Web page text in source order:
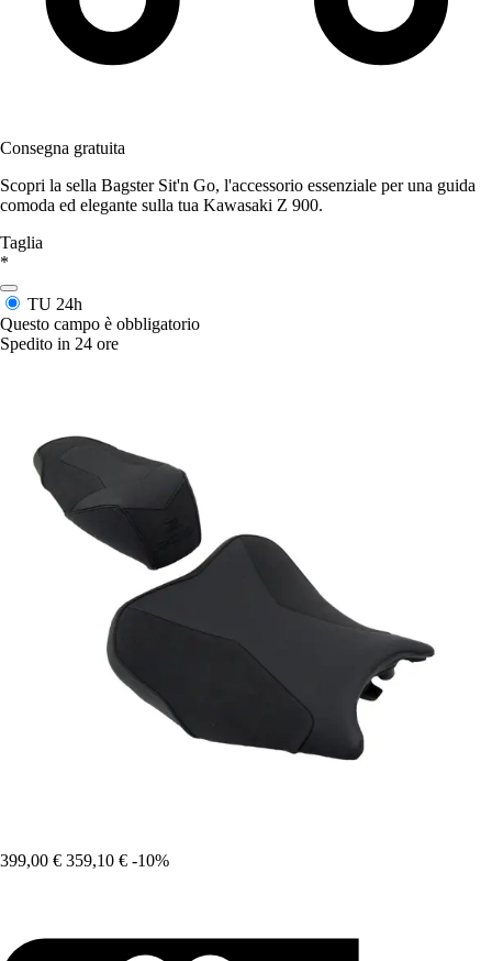
Consegna gratuita
Scopri la sella Bagster Sit'n Go, l'accessorio essenziale per una guida
comoda ed elegante sulla tua Kawasaki Z 900.
Taglia
*
TU 24h
Questo campo è obbligatorio
Spedito in 24 ore
399,00 € 359,10 € -10%